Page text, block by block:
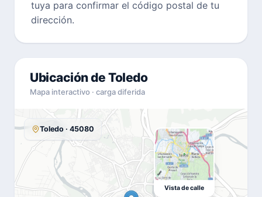
tuya para confirmar el código postal de tu
dirección.
Ubicación de Toledo
Mapa interactivo · carga diferida
Toledo · 45080
Vista de calle